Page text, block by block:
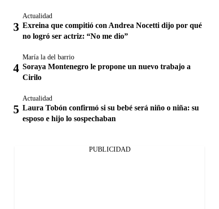
Actualidad
Exreina que compitió con Andrea Nocetti dijo por qué
no logró ser actriz: “No me dio”
María la del barrio
Soraya Montenegro le propone un nuevo trabajo a
Cirilo
Actualidad
Laura Tobón confirmó si su bebé será niño o niña: su
esposo e hijo lo sospechaban
PUBLICIDAD